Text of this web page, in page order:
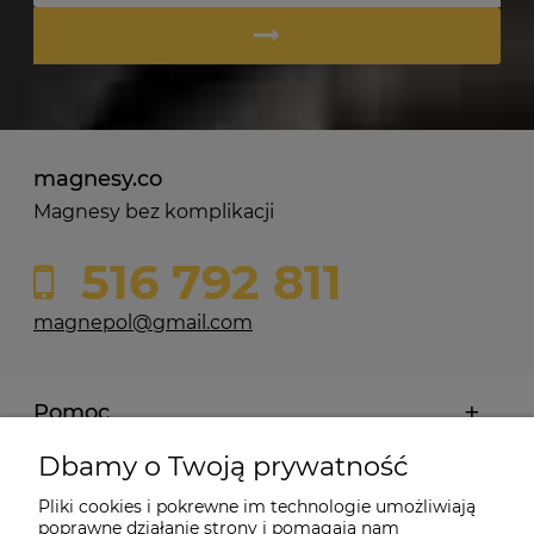
magnesy.co
Magnesy bez komplikacji
516 792 811
magnepol@gmail.com
Pomoc
Moje konto
Dbamy o Twoją prywatność
Pliki cookies i pokrewne im technologie umożliwiają
poprawne działanie strony i pomagają nam